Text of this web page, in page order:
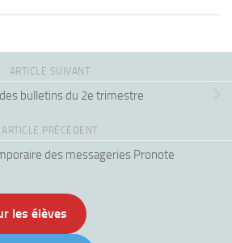
ARTICLE SUIVANT
bulletins du 2e trimestre
ARTICLE PRÉCÉDENT
des messageries Pronote
les élèves